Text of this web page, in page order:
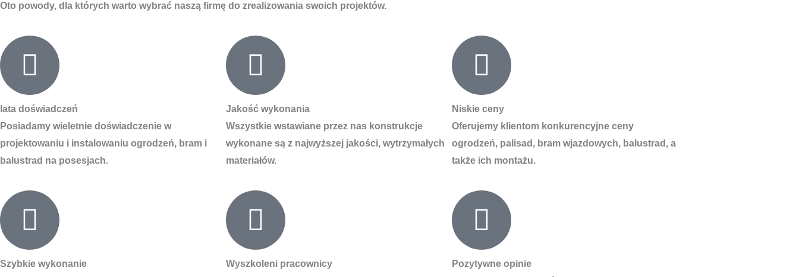
Oto powody, dla których warto wybrać naszą firmę do zrealizowania swoich projektów.
lata doświadczeń
Posiadamy wieletnie doświadczenie w
projektowaniu i instalowaniu ogrodzeń, bram i
balustrad na posesjach.
Szybkie wykonanie
Jakość wykonania
Wszystkie wstawiane przez nas konstrukcje
wykonane są z najwyższej jakości, wytrzymałych
materiałów.
Wyszkoleni pracownicy
Niskie ceny
Oferujemy klientom konkurencyjne ceny
ogrodzeń, palisad, bram wjazdowych, balustrad, a
także ich montażu.
Pozytywne opinie